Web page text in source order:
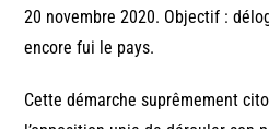
20 novembre 2020. Objectif :
encore fui le pays.
Cette démarche suprêmement